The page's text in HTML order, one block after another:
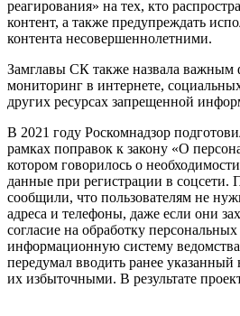
реагирования» на тех, кто
контент, а также предупреждать
контента несовершеннолетними.
Замглавы СК также назвала важным
мониторинг в интернете,
других ресурсах запрещенной
В 2021 году Роскомнадзор
рамках поправок к закону «О
котором говорилось о
данные при регистрации в соцсети.
сообщили, что пользователям не
адреса и телефоны, даже если они
согласие на обработку
информационную систему
передумал вводить ранее
их избыточными. В результате